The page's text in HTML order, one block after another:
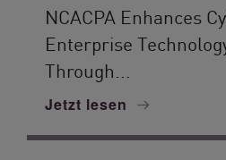
NCACPA Enhances
Enterprise
Through...
Jetzt lesen